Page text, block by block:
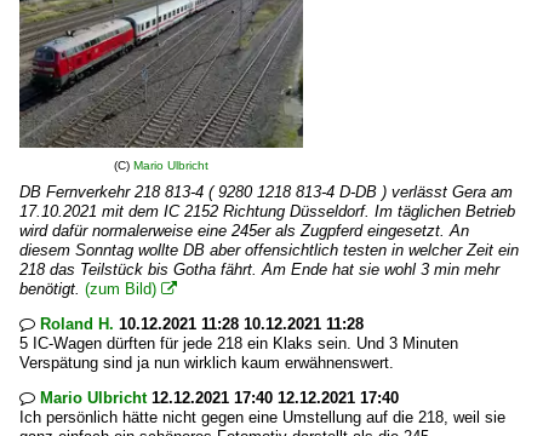
(C) Mario Ulbricht
DB Fernverkehr 218 813-4 ( 9280 1218 813-4 D-DB ) verlässt Gera am
17.10.2021 mit dem IC 2152 Richtung Düsseldorf. Im täglichen Betrieb
wird dafür normalerweise eine 245er als Zugpferd eingesetzt. An
diesem Sonntag wollte DB aber offensichtlich testen in welcher Zeit ein
218 das Teilstück bis Gotha fährt. Am Ende hat sie wohl 3 min mehr
benötigt. (zum Bild) 
 Roland H. 10.12.2021 11:28 10.12.2021 11:28
5 IC-Wagen dürften für jede 218 ein Klaks sein. Und 3 Minuten
Verspätung sind ja nun wirklich kaum erwähnenswert.
 Mario Ulbricht12.12.2021 17:40 12.12.2021 17:40
Ich persönlich hätte nicht gegen eine Umstellung auf die 218, weil sie